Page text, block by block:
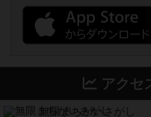
アクセ
無限まちがいさがし